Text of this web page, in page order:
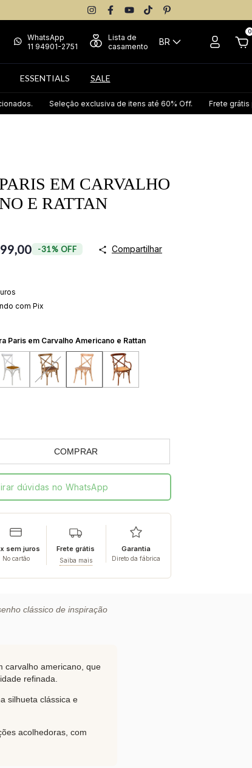
WhatsApp
11 94901-2751
Lista de
casamento
BR
0
ESSENTIALS SALE
Seleção exclusiva de itens até 60% Off. Frete grátis para
EM CARVALHO
E RATTAN
-31% OFF Compartilhar
com Pix
Paris em Carvalho Americano e Rattan
COMPRAR
dúvidas no WhatsApp
sem juros
No cartão
Frete grátis
Saiba mais
Garantia
Direto da fábrica
clássico de inspiração
carvalho americano, que
refinada.
silhueta clássica e
acolhedoras, com